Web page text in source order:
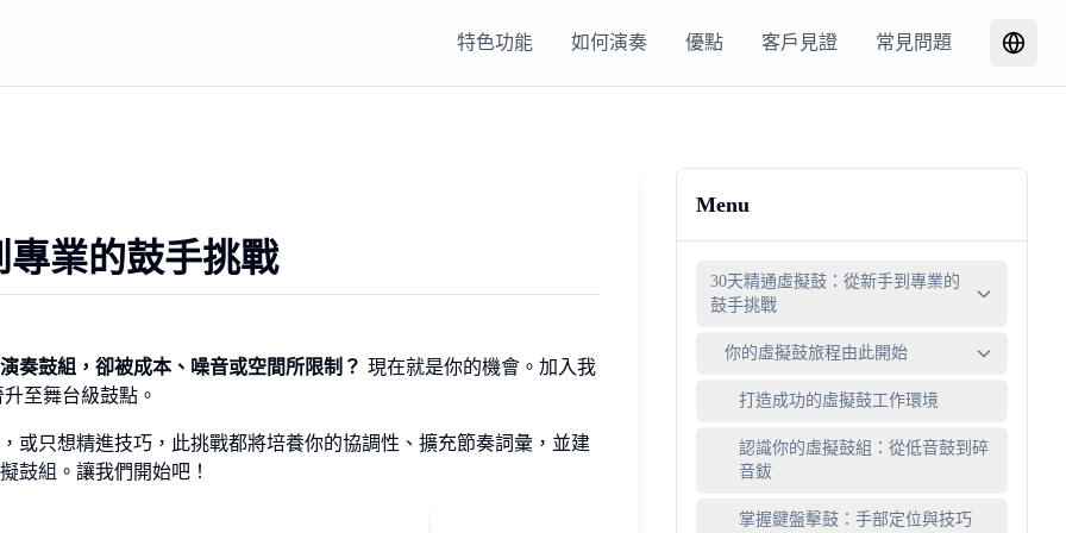
特色功能 如何演奏 優點 客戶見證 常見問題
業的鼓手挑戰
奏鼓組，卻被成本、噪音或空間所限制？ 現在就是你的機會。加入我
至舞台級鼓點。
或只想精進技巧，此挑戰都將培養你的協調性、擴充節奏詞彙，並建
鼓組 。讓我們開始吧！
Menu
30天精通虛擬鼓：從新手到專業的
鼓手挑戰
你的虛擬鼓旅程由此開始
打造成功的虛擬鼓工作環境
認識你的虛擬鼓組：從低音鼓到碎
音鈸
掌握鍵盤擊鼓：手部定位與技巧